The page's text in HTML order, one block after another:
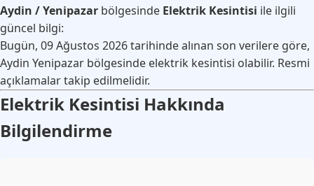
Aydin / Yenipazar bölgesinde Elektrik Kesintisi ile ilgili
güncel bilgi:
Bugün, 09 Ağustos 2026 tarihinde alınan son verilere göre,
Aydin Yenipazar bölgesinde elektrik kesintisi olabilir. Resmi
açıklamalar takip edilmelidir.
Elektrik Kesintisi Hakkında
Bilgilendirme